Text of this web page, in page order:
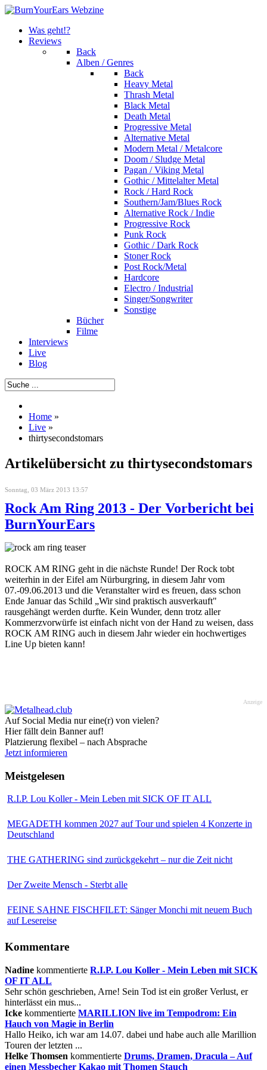
Was geht!?
Reviews
Back
Alben / Genres
Back
Heavy Metal
Thrash Metal
Black Metal
Death Metal
Progressive Metal
Alternative Metal
Modern Metal / Metalcore
Doom / Sludge Metal
Pagan / Viking Metal
Gothic / Mittelalter Metal
Rock / Hard Rock
Southern/Jam/Blues Rock
Alternative Rock / Indie
Progressive Rock
Punk Rock
Gothic / Dark Rock
Stoner Rock
Post Rock/Metal
Hardcore
Electro / Industrial
Singer/Songwriter
Sonstige
Bücher
Filme
Interviews
Live
Blog
Home »
Live »
thirtysecondstomars
Artikelübersicht zu thirtysecondstomars
Sonntag, 03 März 2013 13:57
Rock Am Ring 2013 - Der Vorbericht bei
BurnYourEars
ROCK AM RING geht in die nächste Runde! Der Rock tobt
weiterhin in der Eifel am Nürburgring, in diesem Jahr vom
07.-09.06.2013 und die Veranstalter wird es freuen, dass schon
Ende Januar das Schild „Wir sind praktisch ausverkauft"
rausgehängt werden durfte. Kein Wunder, denn trotz aller
Kommerzvorwürfe ist einfach nicht von der Hand zu weisen, dass
ROCK AM RING auch in diesem Jahr wieder ein hochwertiges
Line Up bieten kann!
Anzeige
Auf Social Media nur eine(r) von vielen?
Hier fällt dein Banner auf!
Platzierung flexibel – nach Absprache
Jetzt informieren
Meistgelesen
R.I.P. Lou Koller - Mein Leben mit SICK OF IT ALL
MEGADETH kommen 2027 auf Tour und spielen 4 Konzerte in
Deutschland
THE GATHERING sind zurückgekehrt – nur die Zeit nicht
Der Zweite Mensch - Sterbt alle
FEINE SAHNE FISCHFILET: Sänger Monchi mit neuem Buch
auf Lesereise
Kommentare
Nadine kommentierte R.I.P. Lou Koller - Mein Leben mit SICK
OF IT ALL
Sehr schön geschrieben, Arne! Sein Tod ist ein großer Verlust, er
hinterlässt ein mus...
Icke kommentierte MARILLION live im Tempodrom: Ein
Hauch von Magie in Berlin
Hallo Heiko, ich war am 14.07. dabei und habe auch alle Marillion
Touren der letzten ...
Helke Thomsen kommentierte Drums, Dramen, Dracula – Auf
einen Messbecher Kakao mit Thomen Stauch